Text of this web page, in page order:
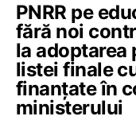
PNRR pe
fără noi
la adoptarea
listei finale
finanțate în
ministerului